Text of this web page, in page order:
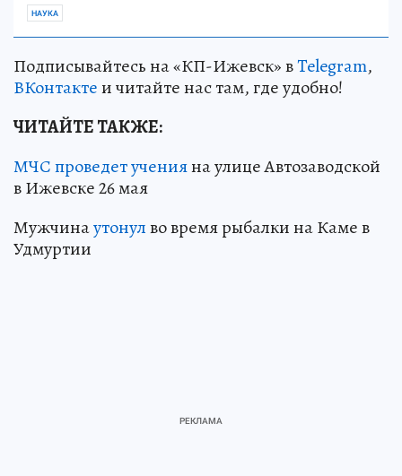
НАУКА
Подписывайтесь на «КП-Ижевск» вTelegram,
ВКонтактеи читайте нас там, где удобно!
ЧИТАЙТЕ ТАКЖЕ:
МЧС проведет ученияна улице Автозаводской
в Ижевске 26 мая
Мужчинаутонулво время рыбалки на Каме в
Удмуртии